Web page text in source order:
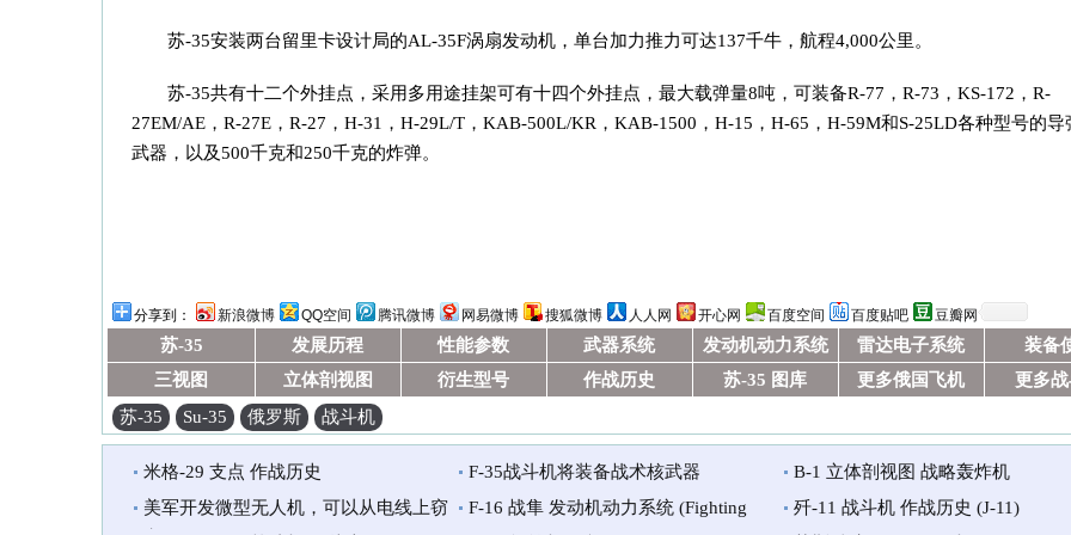
苏-35安装两台留里卡设计局的AL-35F涡扇发动机，单台加力推力可达137千牛，航程4,000公里。
苏-35共有十二个外挂点，采用多用途挂架可有十四个外挂点，最大载弹量8吨，可装备R-77，R-73，KS-172，R-
27EM/AE，R-27E，R-27，H-31，H-29L/T，KAB-500L/KR，KAB-1500，H-15，H-65，H-59M和S-25LD各种型号的导
武器，以及500千克和250千克的炸弹。
分享到： 新浪微博 QQ空间 腾讯微博 网易微博 搜狐微博 人人网 开心网 百度空间 百度贴吧 豆瓣网
苏-35 发展历程 性能参数 武器系统 发动机动力系统 雷达电子系统
装备
三视图
立体剖视图 衍生型号 作战历史 苏-35 图库 更多俄国飞机
更多
苏-35
Su-35 俄罗斯 战斗机
米格-29 支点 作战历史 F-35战斗机将装备战术核武器
B-1 立体剖视图 战略轰炸机
美军开发微型无人机，可以从电线上窃
F-16 战隼 发动机动力系统 (Fighting
歼-11 战斗机 作战历史 (J-11)